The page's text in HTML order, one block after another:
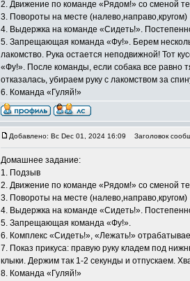
2. Движение по команде «Рядом!» со сменой
3. Повороты на месте (налево,направо,кругом)
4. Выдержка на команде «Сидеть!».
5. Запрещающая команда «Фу!». Берем
лакомство. Рука остается неподвижной! Тот
«Фу!». После команды, если собака все равно
отказалась, убираем руку с лакомством за
6. Команда «Гуляй!»
Добавлено: Вс Dec 01, 2024 16:09 Заголовок
Домашнее задание:
1. Подзыв
2. Движение по команде «Рядом!» со сменой
3. Повороты на месте (налево,направо,кругом)
4. Выдержка на команде «Сидеть!».
5. Запрещающая команда «Фу!».
6. Комплекс «Сидеть!», «Лежать!»
7. Показ прикуса: правую руку кладем под
клыки. Держим так 1-2 секунды и отпускаем.
8. Команда «Гуляй!»